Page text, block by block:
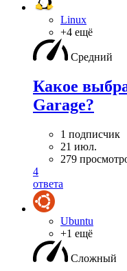
Linux
+4 ещё
Средний
Какое
Garage?
1 подписчик
21 июл.
279
4
ответа
Ubuntu
+1 ещё
Сложный